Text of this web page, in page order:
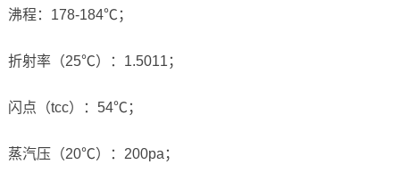
沸程：178-184℃；
折射率（25℃）：1.5011；
闪点（tcc）：54℃；
蒸汽压（20℃）：200pa；